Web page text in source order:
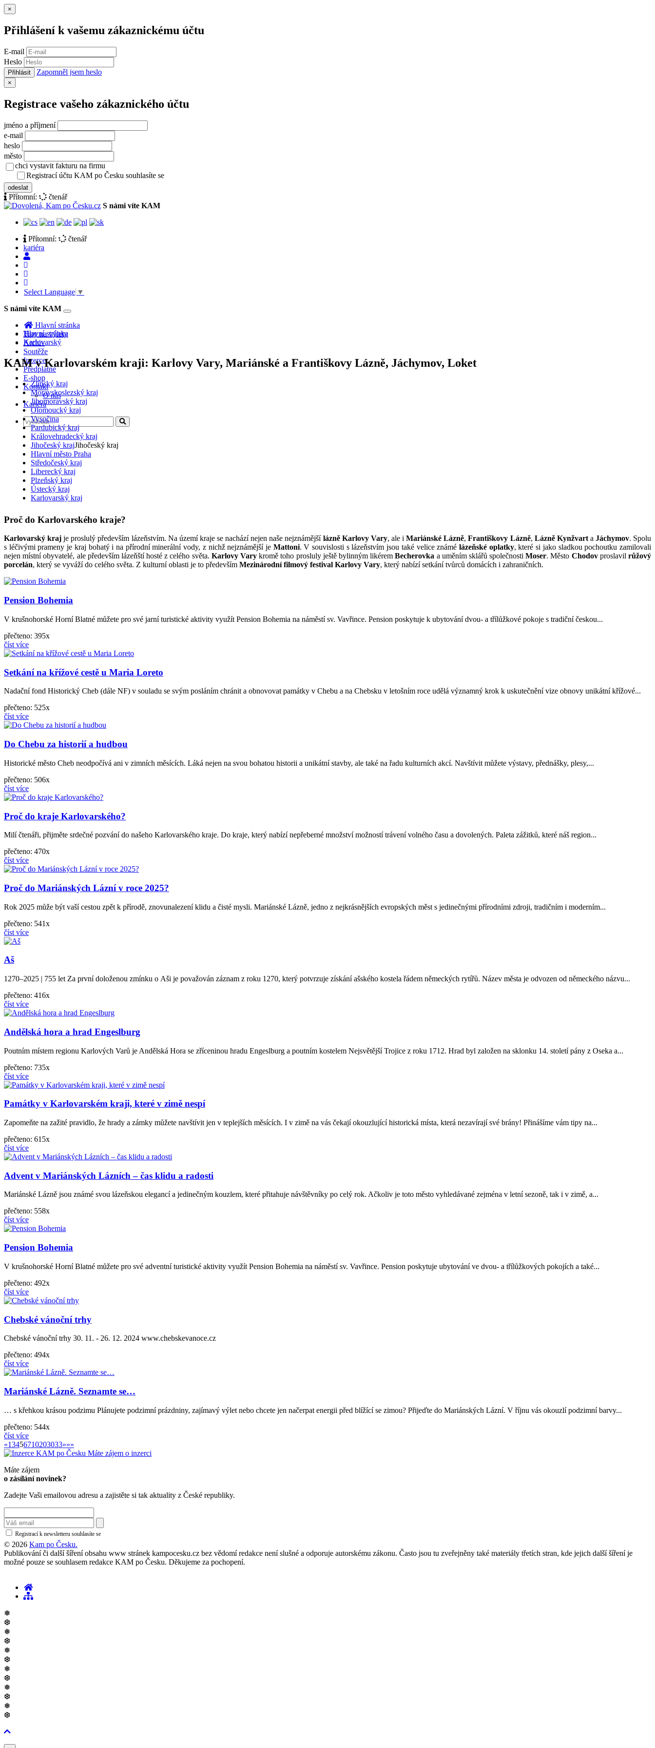
×
Přihlášení k vašemu zákaznickému účtu
E-mail
Heslo
Přihlásit Zapomněl jsem heslo
×
Registrace vašeho zákaznického účtu
jméno a příjmení
e-mail
heslo
město
chci vystavit fakturu na firmu
Registrací účtu KAM po Česku souhlasíte se
odeslat
Přítomní:
čtenář
S námi víte KAM
Přítomní:
čtenář
kariéra
Select Language ▼
S námi víte KAM
Toggle
navigation
Hlavní stránka
Tipy na výlety
Archiv
Soutěže
Inzerce
Předplatné
E-shop
Kontakt
O nás
Kariéra
Hlavní stránka
Karlovarský
KAM v Karlovarském kraji: Karlovy Vary, Mariánské a Františkovy Lázně, Jáchymov, Loket
Zlínský kraj
Moravskoslezský kraj
Jihomoravský kraj
Olomoucký kraj
Vysočina
Pardubický kraj
Královehradecký kraj
Jihočeský krajJihočeský kraj
Hlavní město Praha
Středočeský kraj
Liberecký kraj
Plzeňský kraj
Ústecký kraj
Karlovarský kraj
Proč do Karlovarského kraje?
Karlovarský kraj je proslulý především lázeňstvím. Na území kraje se nachází nejen naše nejznámější lázně Karlovy Vary, ale iMariánské Lázně,Františkovy Lázně, Lázně KynžvartaJáchymov. Spolu
s léčivými prameny je kraj bohatý i na přírodní minerální vody, z nichž nejznámější je Mattoni. V souvislosti s lázeňstvím jsou také velice známélázeňské oplatky, které si jako sladkou pochoutku zamilovali
nejen místní obyvatelé, ale především lázeňští hosté z celého světa. Karlovy Vary kromě toho prosluly ještě bylinným likéremBecherovka a uměním sklářů společnostiMoser. Město Chodovproslavilrůžový
porcelán, který se vyváží do celého světa. Z kulturní oblasti je to především Mezinárodní filmový festival Karlovy Vary, který nabízí setkání tvůrců domácích i zahraničních.
Pension Bohemia
V krušnohorské Horní Blatné můžete pro své jarní turistické aktivity využít Pension Bohemia na náměstí sv. Vavřince. Pension poskytuje k ubytování dvou- a třílůžkové pokoje s tradiční českou...
přečteno: 395x
číst více
Setkání na křížové cestě u Maria Loreto
Nadační fond Historický Cheb (dále NF) v souladu se svým posláním chránit a obnovovat památky v Chebu a na Chebsku v letošním roce udělá významný krok k uskutečnění vize obnovy unikátní křížové...
přečteno: 525x
číst více
Do Chebu za historií a hudbou
Historické město Cheb neodpočívá ani v zimních měsících. Láká nejen na svou bohatou historii a unikátní stavby, ale také na řadu kulturních akcí. Navštívit můžete výstavy, přednášky, plesy,...
přečteno: 506x
číst více
Proč do kraje Karlovarského?
Milí čtenáři, přijměte srdečné pozvání do našeho Karlovarského kraje. Do kraje, který nabízí nepřeberné množství možností trávení volného času a dovolených. Paleta zážitků, které náš region...
přečteno: 470x
číst více
Proč do Mariánských Lázní v roce 2025?
Rok 2025 může být vaší cestou zpět k přírodě, znovunalezení klidu a čisté mysli. Mariánské Lázně, jedno z nejkrásnějších evropských měst s jedinečnými přírodními zdroji, tradičním i moderním...
přečteno: 541x
číst více
Aš
1270–2025 | 755 let Za první doloženou zmínku o Aši je považován záznam z roku 1270, který potvrzuje získání ašského kostela řádem německých rytířů. Název města je odvozen od německého názvu...
přečteno: 416x
číst více
Andělská hora a hrad Engeslburg
Poutním místem regionu Karlových Varů je Andělská Hora se zříceninou hradu Engeslburg a poutním kostelem Nejsvětější Trojice z roku 1712. Hrad byl založen na sklonku 14. století pány z Oseka a...
přečteno: 735x
číst více
Památky v Karlovarském kraji, které v zimě nespí
Zapomeňte na zažité pravidlo, že hrady a zámky můžete navštívit jen v teplejších měsících. I v zimě na vás čekají okouzlující historická místa, která nezavírají své brány! Přinášíme vám tipy na...
přečteno: 615x
číst více
Advent v Mariánských Lázních – čas klidu a radosti
Mariánské Lázně jsou známé svou lázeňskou elegancí a jedinečným kouzlem, které přitahuje návštěvníky po celý rok. Ačkoliv je toto město vyhledávané zejména v letní sezoně, tak i v zimě, a...
přečteno: 558x
číst více
Pension Bohemia
V krušnohorské Horní Blatné můžete pro své adventní turistické aktivity využít Pension Bohemia na náměstí sv. Vavřince. Pension poskytuje ubytování ve dvou- a třílůžkových pokojích a také...
přečteno: 492x
číst více
Chebské vánoční trhy
Chebské vánoční trhy 30. 11. - 26. 12. 2024 www.chebskevanoce.cz
přečteno: 494x
číst více
Mariánské Lázně. Seznamte se…
… s křehkou krásou podzimu Plánujete podzimní prázdniny, zajímavý výlet nebo chcete jen načerpat energii před blížící se zimou? Přijeďte do Mariánských Lázní. V říjnu vás okouzlí podzimní barvy...
přečteno: 544x
číst více
««13456710203033»»
»»
Máte zájem o inzerci
Máte zájem
o zásílání novinek?
Zadejte Vaši emailovou adresu a zajistěte si tak aktuality z České republiky.
Registrací k newsletteru souhlasíte se
© 2026 Kam po Česku.
Publikování či další šíření obsahu www stránek kampocesku.cz bez vědomí redakce není slušné a odporuje autorskému zákonu. Často jsou tu zveřejněny také materiály třetích stran, kde jejich další šíření je
možné pouze se souhlasem redakce KAM po Česku. Děkujeme za pochopení.
❅
❆
❅
❆
❅
❆
❅
❆
❅
❆
❅
❆